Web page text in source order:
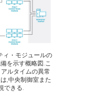
ィ・モジュールの
を示す概略図.こ
ルタイムの異常
,中央制御室また
できる.